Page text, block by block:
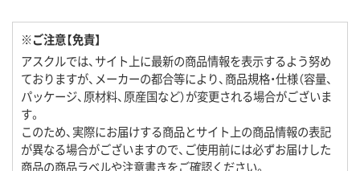
※ご注意【免責】
アスクルでは、サイト上に最新の商品情報を表示するよう努め
ておりますが、メーカーの都合等により、商品規格・仕様（容量、
パッケージ、原材料、原産国など）が変更される場合がございま
す。
このため、実際にお届けする商品とサイト上の商品情報の表記
が異なる場合がございますので、ご使用前には必ずお届けした
商品の商品ラベルや注意書きをご確認ください。